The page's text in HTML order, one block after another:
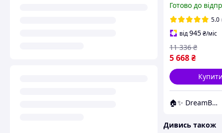
чорна із
краном для
Кухонна мийка
Готово до
5.0
від945₴/міс
5 668₴
11 336 ₴
Купити
🏠✨ DreamBuy ✨🏠
Дивись також